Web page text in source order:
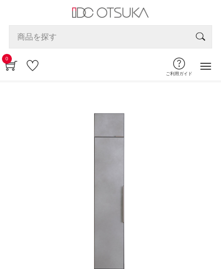
0
ご利用ガイド